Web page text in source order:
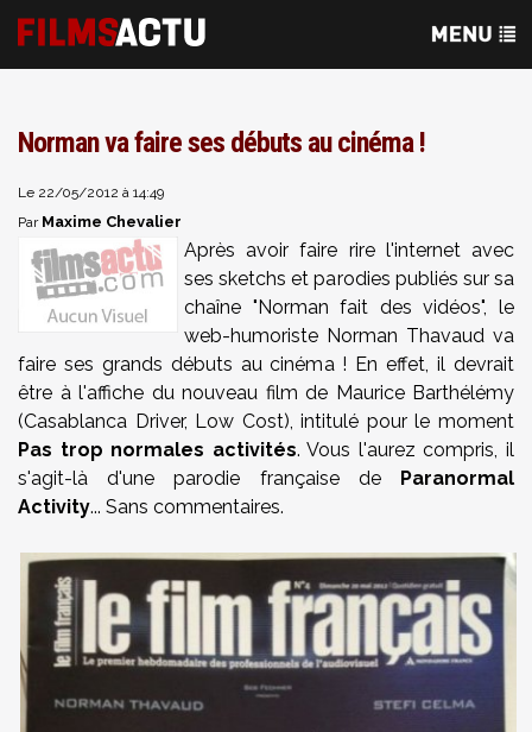
Norman va faire ses débuts au cinéma !
Le 22/05/2012 à 14:49
Par Maxime Chevalier
Après avoir faire rire l'internet avec
ses sketchs et parodies publiés sur sa
chaîne "Norman fait des vidéos", le
web-humoriste Norman Thavaud va
faire ses grands débuts au cinéma ! En effet, il devrait
être à l'affiche du nouveau film de Maurice Barthélémy
(Casablanca Driver, Low Cost), intitulé pour le moment
Pas trop normales activités. Vous l'aurez compris, il
s'agit-là d'une parodie française de Paranormal
Activity... Sans commentaires.